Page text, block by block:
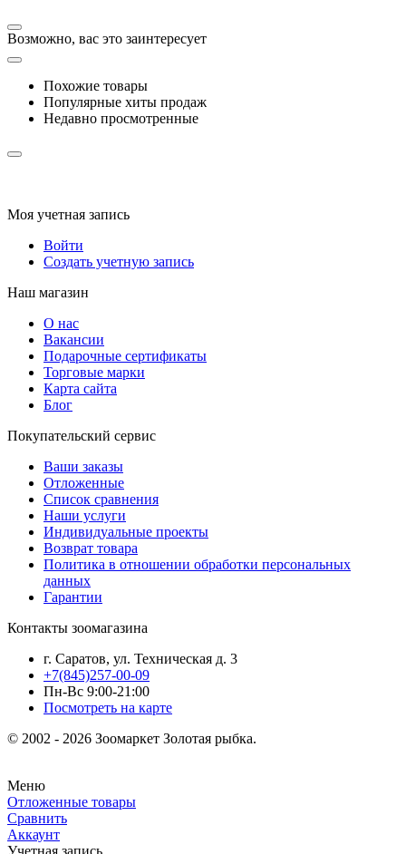
Возможно, вас это заинтересует
Похожие товары
Популярные хиты продаж
Недавно просмотренные
Моя учетная запись
Войти
Создать учетную запись
Наш магазин
О нас
Вакансии
Подарочные сертификаты
Торговые марки
Карта сайта
Блог
Покупательский сервис
Ваши заказы
Отложенные
Список сравнения
Наши услуги
Индивидуальные проекты
Возврат товара
Политика в отношении обработки персональных
данных
Гарантии
Контакты зоомагазина
г. Саратов, ул. Техническая д. 3
+7(845)257-00-09
Пн-Вс 9:00-21:00
Посмотреть на карте
© 2002 - 2026 Зоомаркет Золотая рыбка.
Меню
Отложенные товары
Сравнить
Аккаунт
Учетная запись